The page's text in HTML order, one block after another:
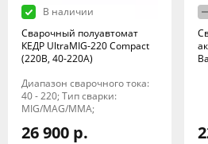
В наличии
Сварочный полуавтомат
КЕДР UltraMIG-220 Compact
(220B, 40-220A)
Диапазон сварочного тока:
40 - 220; Тип сварки:
MIG/MAG/MMA;
26 900 р.